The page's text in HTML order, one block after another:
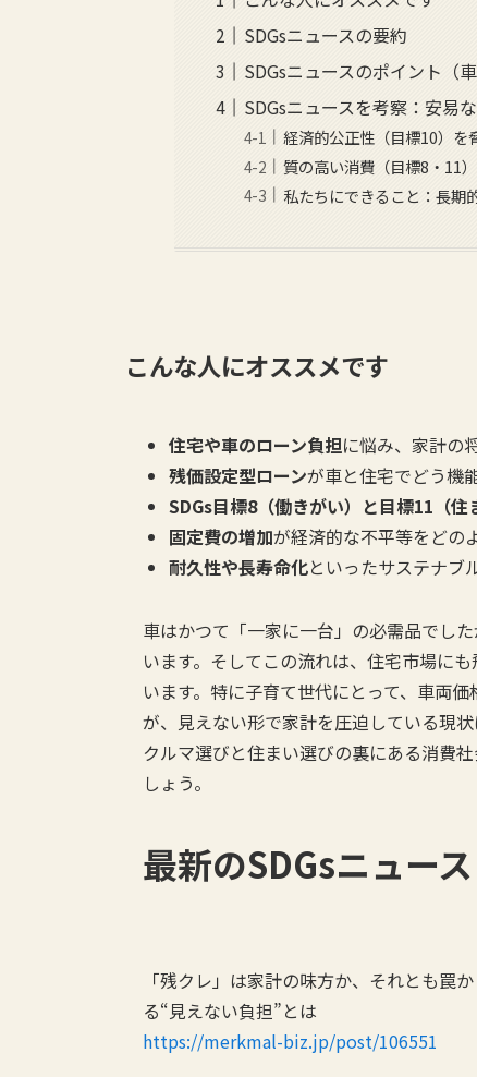
SDGsニュースの要約
SDGsニュースのポイント（
SDGsニュースを考察：安易
経済的公正性（目標10）を
質の高い消費（目標8・11
私たちにできること：長期
こんな人にオススメです
住宅や車のローン負担に悩み、家計の
残価設定型ローンが車と住宅でどう機
SDGs目標8（働きがい）と目標11（住
固定費の増加が経済的な不平等をどの
耐久性や長寿命化といったサステナブ
車はかつて「一家に一台」の必需品でし
います。そしてこの流れは、住宅市場に
います。特に子育て世代にとって、車両
が、見えない形で家計を圧迫している現
クルマ選びと住まい選びの裏にある消費
しょう。
最新のSDGsニュース
「残クレ」は家計の味方か、それとも
る“見えない負担”とは
https://merkmal-biz.jp/post/106551